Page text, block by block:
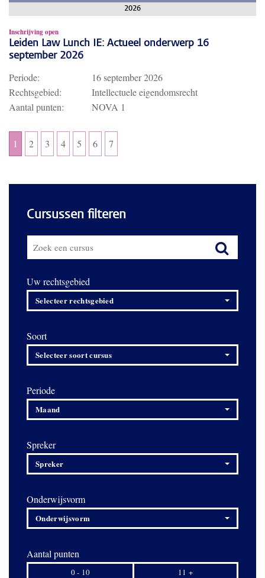
2026
Inschrijving open
Leiden Law Lunch IE: Actueel onderwerp 16
september 2026
Periode:
16 september 2026
Rechtsgebied:
Intellectuele eigendomsrecht
Aantal punten:
NOVA 1
1 2 3 4 5 6 7
Cursussen filteren
Uw rechtsgebied
Selecteer rechtsgebied
Soort
Selecteer soort cursus
Periode
Maand
Spreker
Spreker
Onderwijsvorm
Onderwijsvorm
Aantal punten
0 - 10 11 +